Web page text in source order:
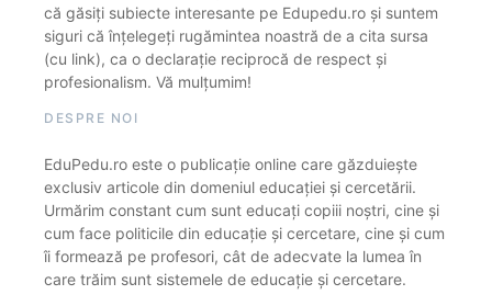
că găsiți subiecte interesante pe Edupedu.ro și suntem
siguri că înțelegeți rugămintea noastră de a cita sursa
(cu link), ca o declarație reciprocă de respect și
profesionalism. Vă mulțumim!
DESPRE NOI
EduPedu.ro este o publicație online care găzduiește
exclusiv articole din domeniul educației și cercetării.
Urmărim constant cum sunt educați copiii noștri, cine și
cum face politicile din educație și cercetare, cine și cum
îi formează pe profesori, cât de adecvate la lumea în
care trăim sunt sistemele de educație și cercetare.